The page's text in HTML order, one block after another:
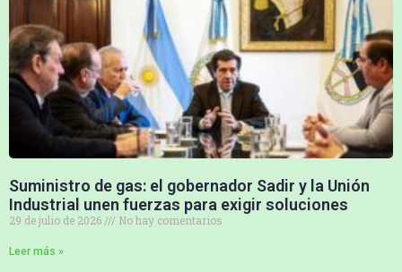
Suministro de gas: el gobernador Sadir y la Unión
Industrial unen fuerzas para exigir soluciones
29 de julio de 2026 No hay comentarios
Leer más »